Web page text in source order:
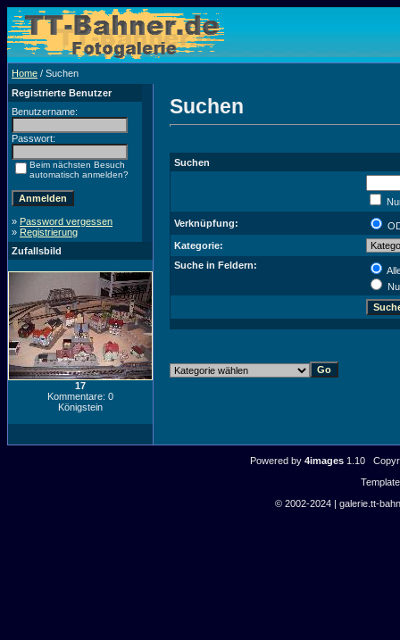
Home / Suchen
Registrierte Benutzer
Benutzername:
Passwort:
Beim nächsten Besuch
automatisch anmelden?
» Password vergessen
» Registrierung
Zufallsbild
17
Kommentare: 0
Königstein
Suchen
Suchen
Verknüpfung:
Kategorie:
Suche in Feldern:
Powered by 4images1.10
© 2002-2024 | galerie.tt-